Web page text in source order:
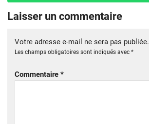
Laisser un commentaire
Votre adresse e-mail ne sera pas publiée.
Les champs obligatoires sont indiqués avec *
Commentaire *